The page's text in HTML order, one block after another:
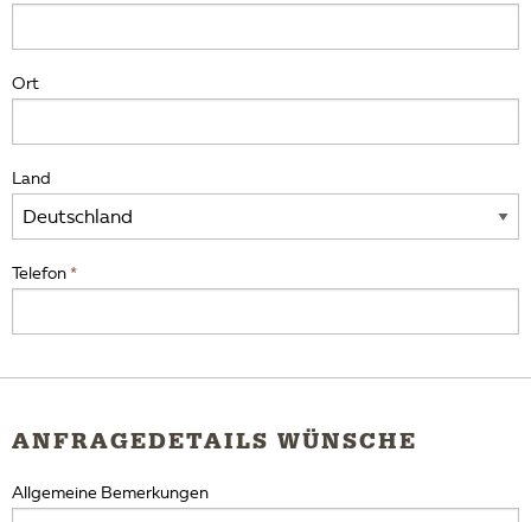
Ort
Land
Telefon
ANFRAGEDETAILS WÜNSCHE
Allgemeine Bemerkungen